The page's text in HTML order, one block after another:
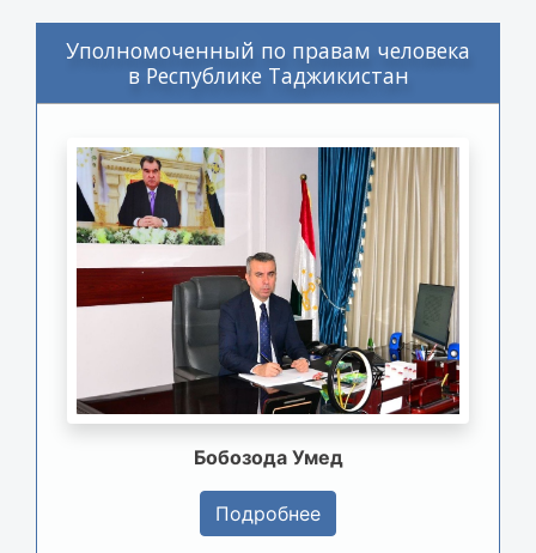
Уполномоченный по правам человека
в Республике Таджикистан
Бобозода Умед
Подробнее